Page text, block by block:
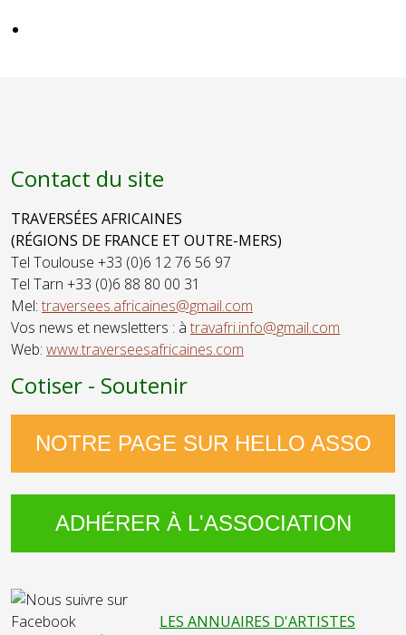
Contact du site
TRAVERSÉES AFRICAINES
(RÉGIONS DE FRANCE ET OUTRE-MERS)
Tel Toulouse +33 (0)6 12 76 56 97
Tel Tarn +33 (0)6 88 80 00 31
Mel: traversees.africaines@gmail.com
Vos news et newsletters : à travafri.info@gmail.com
Web: www.traverseesafricaines.com
Cotiser - Soutenir
NOTRE PAGE SUR HELLO ASSO
ADHÉRER À L'ASSOCIATION
LES ANNUAIRES D'ARTISTES